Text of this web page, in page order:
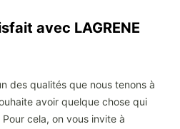
avec LAGRENE
des qualités que nous tenons à
avoir quelque chose qui
cela, on vous invite à